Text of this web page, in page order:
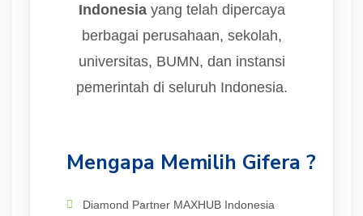
Indonesiayang telah dipercaya
berbagai perusahaan, sekolah,
universitas, BUMN, dan instansi
pemerintah di seluruh Indonesia.
Mengapa Memilih Gifera ?
Diamond Partner MAXHUB Indonesia